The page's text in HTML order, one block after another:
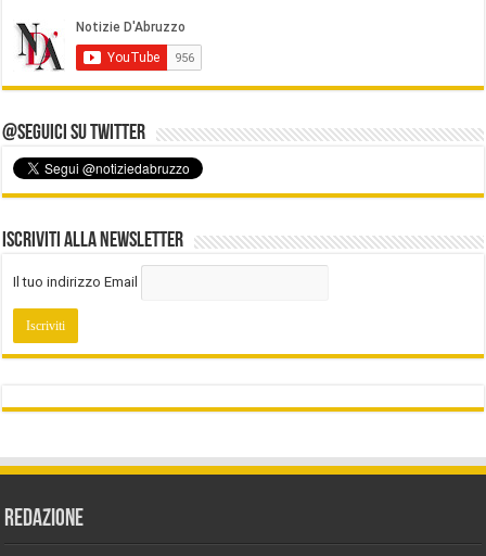
@Seguici su Twitter
Iscriviti alla Newsletter
Il tuo indirizzo Email
REDAZIONE